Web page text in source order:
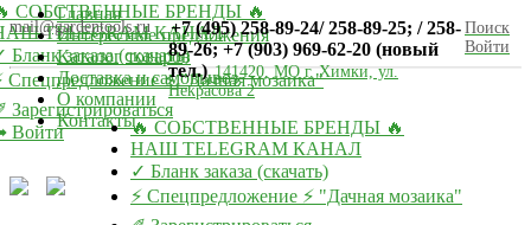
СОБСТВЕННЫЕ БРЕНДЫ 🔥
TELEGRAM КАНАЛ
Бланк заказа (скачать)
Спецпредложение ⚡ "Дачная мозаика"
Зарегистрироваться
Войти
Главная
Интересные предложения
Каталог товаров
Доставка и самовывоз
О компании
Контакты
mail@gardentools.ru
+7 (495) 258-89-24/ 258-89-25; / 258-
89-26; +7 (903) 969-62-20 (новый
тел.) 141420, МО г. Химки, ул.
Некрасова 2
Поиск
Войти
🔥 СОБСТВЕННЫЕ БРЕНДЫ 🔥
НАШ TELEGRAM КАНАЛ
✓ Бланк заказа (скачать)
⚡ Спецпредложение ⚡ "Дачная мозаика"